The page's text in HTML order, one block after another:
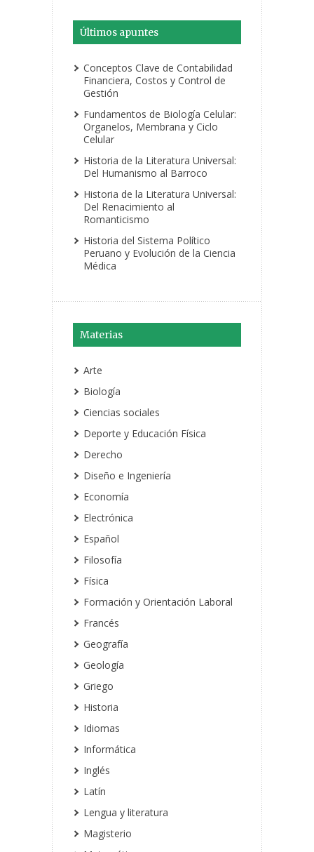
Últimos apuntes
Conceptos Clave de Contabilidad
Financiera, Costos y Control de
Gestión
Fundamentos de Biología Celular:
Organelos, Membrana y Ciclo
Celular
Historia de la Literatura Universal:
Del Humanismo al Barroco
Historia de la Literatura Universal:
Del Renacimiento al
Romanticismo
Historia del Sistema Político
Peruano y Evolución de la Ciencia
Médica
Materias
Arte
Biología
Ciencias sociales
Deporte y Educación Física
Derecho
Diseño e Ingeniería
Economía
Electrónica
Español
Filosofía
Física
Formación y Orientación Laboral
Francés
Geografía
Geología
Griego
Historia
Idiomas
Informática
Inglés
Latín
Lengua y literatura
Magisterio